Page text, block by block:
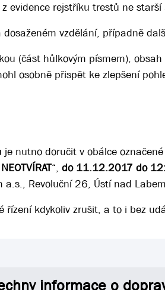
evidence rejstříku trestů ne starší
vzdělání, případně
(část hůlkovým písmem),
osobně přispět ke zlepšení
nutno doručit v obálce
“,do 11.12.2017 do
a.s., Revoluční 26, Ústí nad
řízení kdykoliv zrušit, a to i bez
informace o